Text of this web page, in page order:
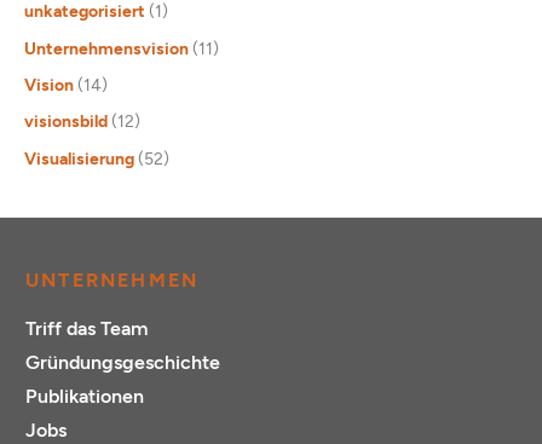
unkategorisiert (1)
Unternehmensvision (11)
Vision (14)
visionsbild (12)
Visualisierung (52)
UNTERNEHMEN
Triff das Team
Gründungsgeschichte
Publikationen
Jobs